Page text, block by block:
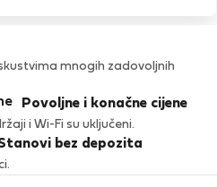
mnogih zadovoljnih
Povoljne i konačne cijene
i Wi-Fi su uključeni.
bez depozita